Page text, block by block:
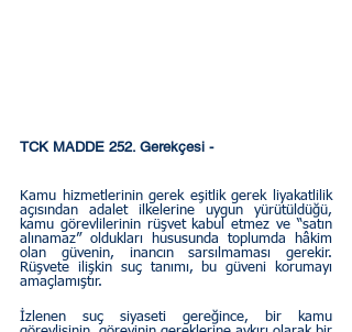
TCK MADDE 252. Gerekçesi -
Kamu hizmetlerinin gerek eşitlik gerek liyakatlilik
açısından adalet ilkelerine uygun yürütüldüğü,
kamu görevlilerinin rüşvet kabul etmez ve “satın
alınamaz” oldukları hususunda toplumda hâkim
olan güvenin, inancın sarsılmaması gerekir.
Rüşvete ilişkin suç tanımı, bu güveni korumayı
amaçlamıştır.
İzlenen suç siyaseti gereğince, bir kamu